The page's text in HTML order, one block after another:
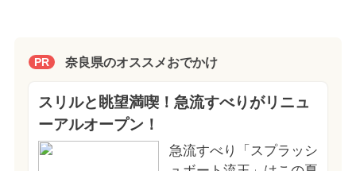
PR 奈良県のオススメおでかけ
スリルと眺望満喫！急流すべりがリニュ
ーアルオープン！
急流すべり「スプラッシ